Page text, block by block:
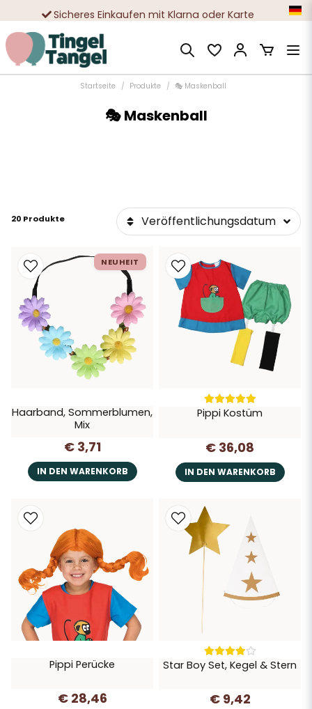
Sicheres Einkaufen mit Klarna oder Karte
Zehntausende zufriedene Kunden
Startseite Produkte 🎭 Maskenball
🎭 Maskenball
20 Produkte Veröffentlichungsdatum
Haarband, Sommerblumen,
Mix
€ 3,71
IN DEN WARENKORB
NEUHEIT
Pippi Kostüm
€ 36,08
IN DEN WARENKORB
Pippi Perücke
€ 28,46
Star Boy Set, Kegel & Stern
€ 9,42